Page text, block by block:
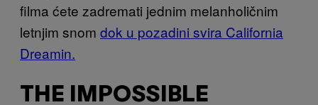
filma ćete zadremati jednim melanholičnim
letnjim snom dok u pozadini svira California
Dreamin.
THE IMPOSSIBLE